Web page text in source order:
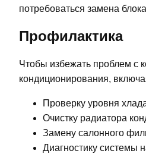
потребоваться замена
Профилактика
Чтобы избежать проблем с
кондиционирования,
Проверку уровня
Очистку радиатора
Замену салонного
Диагностику системы